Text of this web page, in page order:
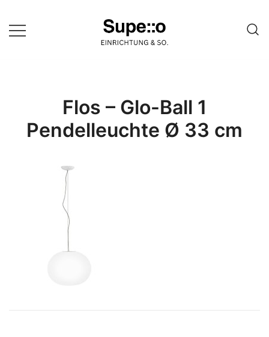
zum
Inhalt
einer Website
Flos – Glo-Ball 1
Pendelleuchte Ø 33 cm